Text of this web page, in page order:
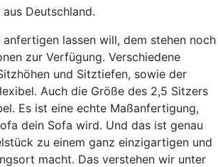
Deutschland.
anfertigen lassen will, dem stehen noch
zur Verfügung. Verschiedene
und Sitztiefen, sowie der
Auch die Größe des 2,5 Sitzers
Es ist eine echte Maßanfertigung,
dein Sofa wird. Und das ist genau
zu einem ganz einzigartigen und
macht. Das verstehen wir unter